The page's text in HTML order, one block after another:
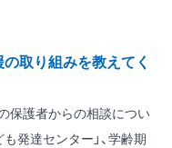
取り組みを教えてく
保護者からの相談につい
発達センター」、学齢期